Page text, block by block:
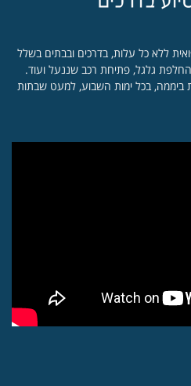
ללא כל עלות, בדרכים ובבתים בשלל
גלגל, פתיחת רכב שננעל ועוד.
עזרה לזולת 24 שעות ביממה, בכל ימות השבוע, למעט שבתות